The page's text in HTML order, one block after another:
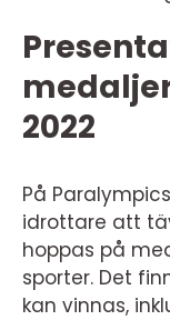
2022
På
idrottare att
hoppas på
sporter. Det
kan vinnas,